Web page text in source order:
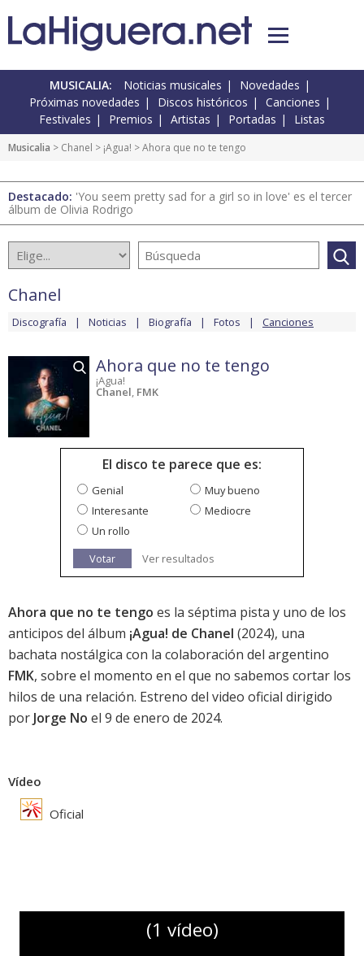
MUSICALIA: Noticias musicales
Novedades
Próximas novedades
Discos históricos
Canciones
Festivales
Premios Artistas Portadas Listas
Musicalia > Chanel > ¡Agua! > Ahora que no te tengo
Destacado: 'You seem pretty sad for a girl so in love' es el tercer
álbum de Olivia Rodrigo
Chanel
Discografía Noticias Biografía Fotos Canciones
Ahora que no te tengo
¡Agua!
Chanel, FMK
El disco te parece que es:
Genial
Muy bueno
Interesante
Mediocre
Un rollo
Votar
Ver resultados
Ahora que no te tengo es la séptima pista y uno de los
anticipos del álbum ¡Agua! de Chanel (2024), una
bachata nostálgica con la colaboración del argentino
FMK, sobre el momento en el que no sabemos cortar los
hilos de una relación. Estreno del video oficial dirigido
por Jorge No el 9 de enero de 2024.
Vídeo
Oficial
(1 vídeo)